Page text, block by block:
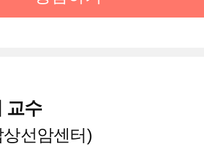
교수
상선암센터)